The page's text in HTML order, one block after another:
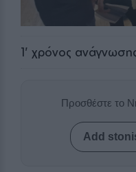
1' χρόνος
Προσθέστε το
Add